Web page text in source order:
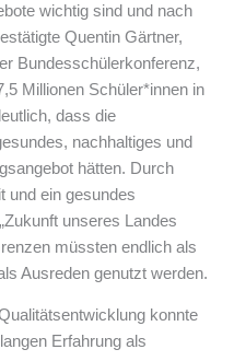
wichtig sind und nach
Quentin Gärtner,
Bundesschülerkonferenz,
Millionen Schüler*innen in
dass die
nachhaltiges und
hätten. Durch
und ein gesundes
unseres Landes
müssten endlich als
Ausreden genutzt werden.
konnte
Erfahrung als